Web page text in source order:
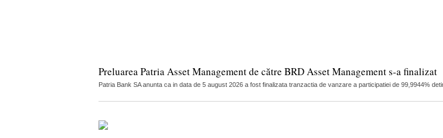
Preluarea Patria Asset Management de către BRD Asset Management s-a finalizat
Patria Bank SA anunta ca in data de 5 august 2026 a fost finalizata tranzactia de vanzare a participatiei de 99,9944%